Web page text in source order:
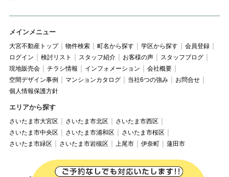
メインメニュー
大宮不動産トップ 物件検索 町名から探す 学区から探す
会員登録
ログイン
検討リスト スタッフ紹介 お客様の声
スタッフブログ
現地販売会
チラシ情報 インフォメーション
会社概要
空間デザイン事例
マンションカタログ 当社6つの強み
お問合せ
個人情報保護方針
エリアから探す
さいたま市大宮区 さいたま市北区
さいたま市西区
さいたま市中央区
さいたま市浦和区
さいたま市桜区
さいたま市緑区
さいたま市岩槻区 上尾市 伊奈町 蓮田市